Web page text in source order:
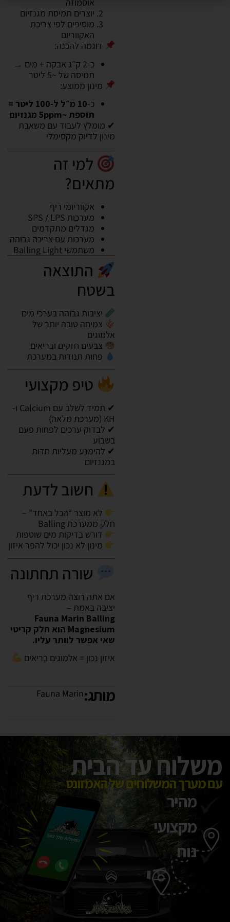
אוסמוזה
יוצרים תמיסת מגנזיום
מוסיפים לפי צריכת
האקווריום
דוגמה להכנה:
כ-2 ק״ג אבקה + מים →
תמיסה של ~5 ליטר
מינון ממוצע:
כ-
10 מ״ל ל-100 ליטר =
תוספת ~5ppm מגנזיום
✔ מומלץ לעבוד עם משאבת
מינון לדיוק מקסימלי
למי זה
מתאים?
אקווריומי ריף
מערכות SPS / LPS
מגדלים מתקדמים
מערכות עם צריכה גבוהה
משתמשי Balling Light
התוצאה
בשטח
יציבות גבוהה בערכי מים
צמיחה טובה יותר של
אלמוגים
צבעים חזקים ובריאים
פחות תנודות במערכת
טיפ מקצועי
✔ תמיד לשלב עם Calcium ו-
KH (מערכת מלאה)
✔ לבדוק ערכים לפחות פעם
בשבוע
✔ להימנע מעליות חדות
במגנזיום
חשוב לדעת
לא מוצר “הכל באחד” –
חלק ממערכת Balling
דורש בדיקות מים שוטפות
מינון לא נכון יכול להפר איזון
שורה תחתונה
אם אתה רוצה מערכת ריף
יציבה באמת –
Fauna Marin Balling
Magnesium הוא חלק קריטי
שאי אפשר לוותר עליו.
איזון נכון = אלמוגים בריאים
מותג:Fauna Marin
משלוח עד הבית
עם מערך המשלוחים של האמזונס
מהיר
מקצועי
נוח